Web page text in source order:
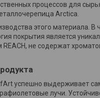
процессов для
Arctica.
этого материала. В
покрытия является
не содержат
успешно выдерживает
лучи.